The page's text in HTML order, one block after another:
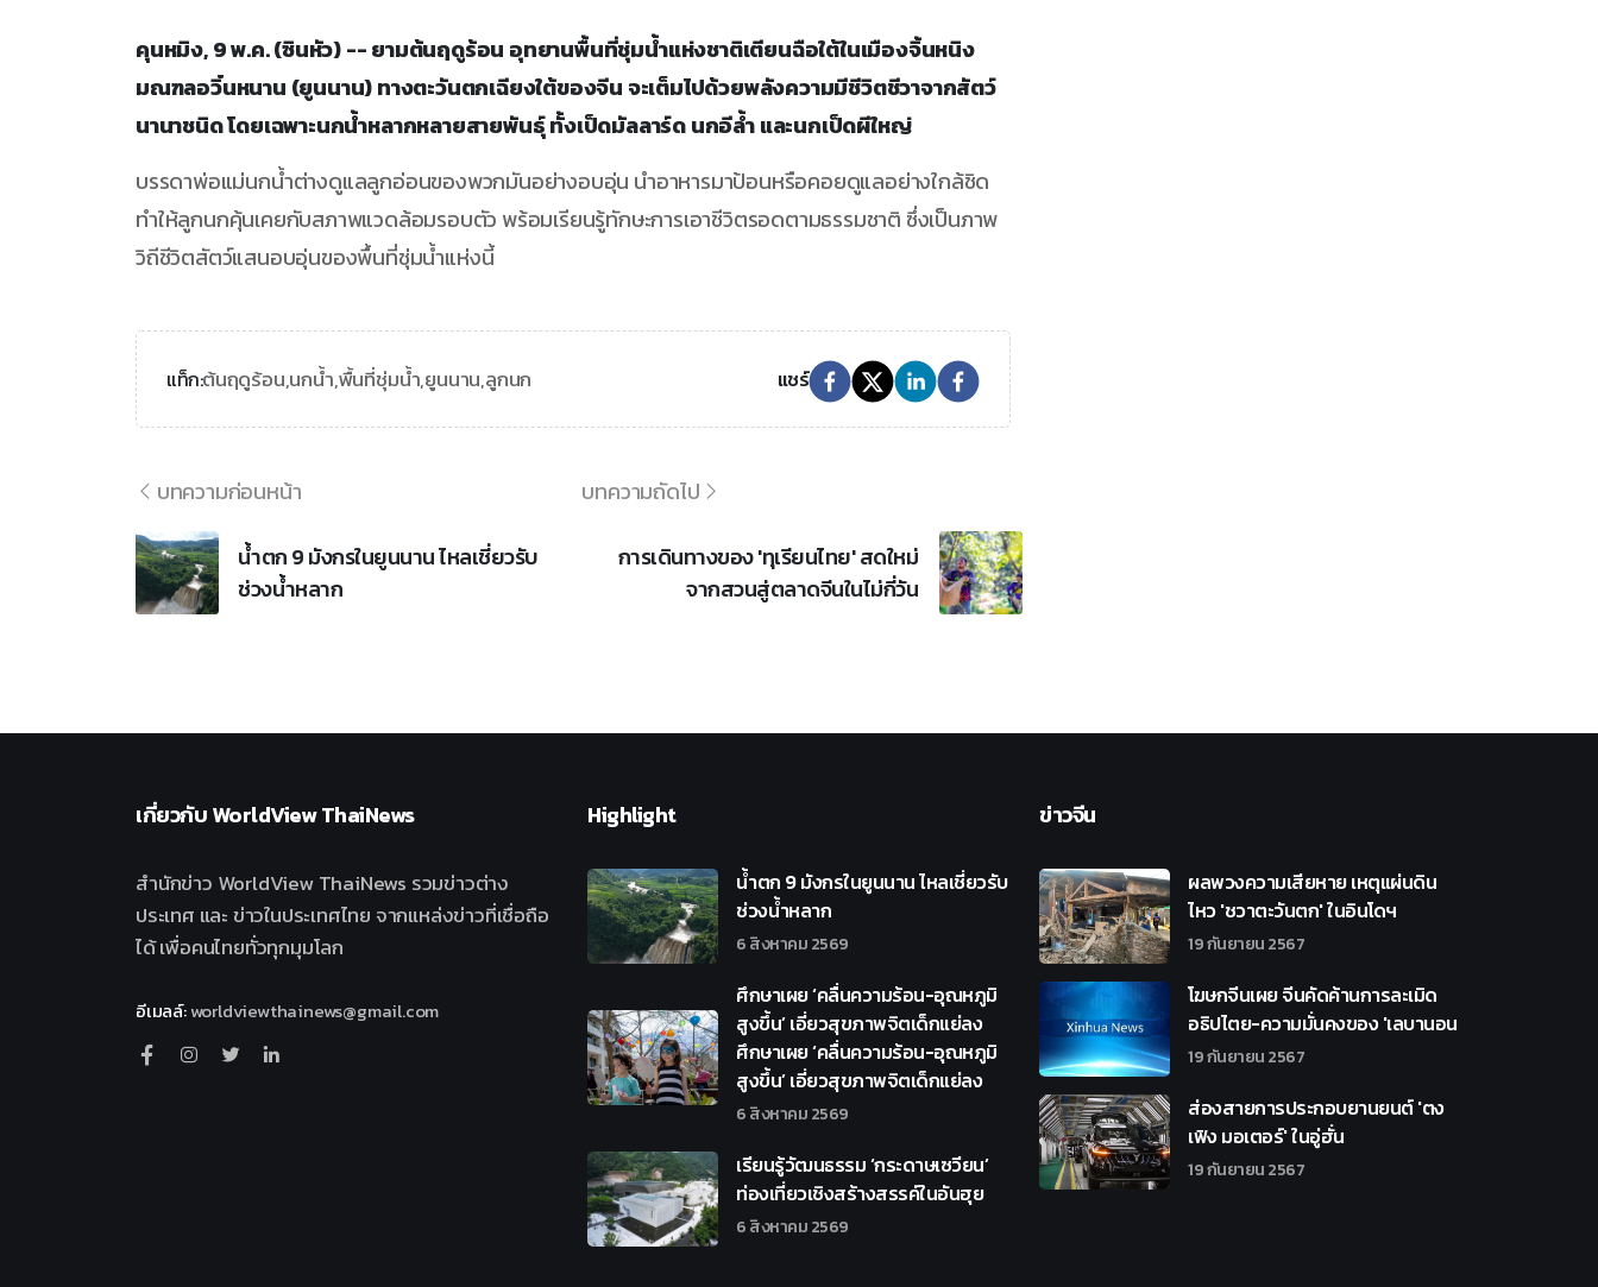
คุนหมิง, 9 พ.ค. (ซินหัว) -- ยามต้นฤดูร้อน อุทยานพื้นที่ชุ่มน้ำแห่งชาติเตียนฉือใต้ในเมืองจิ้นหนิง
มณฑลอวิ๋นหนาน (ยูนนาน) ทางตะวันตกเฉียงใต้ของจีน จะเต็มไปด้วยพลังความมีชีวิตชีวาจากสัตว์
นานาชนิด โดยเฉพาะนกน้ำหลากหลายสายพันธุ์ ทั้งเป็ดมัลลาร์ด นกอีล้ำ และนกเป็ดผีใหญ่
บรรดาพ่อแม่นกน้ำต่างดูแลลูกอ่อนของพวกมันอย่างอบอุ่น นำอาหารมาป้อนหรือคอยดูแลอย่างใกล้ชิด
ทำให้ลูกนกคุ้นเคยกับสภาพแวดล้อมรอบตัว พร้อมเรียนรู้ทักษะการเอาชีวิตรอดตามธรรมชาติ ซึ่งเป็นภาพ
วิถีชีวิตสัตว์แสนอบอุ่นของพื้นที่ชุ่มน้ำแห่งนี้
แท็ก:ต้นฤดูร้อน,นกน้ำ,พื้นที่ชุ่มน้ำ,ยูนนาน,ลูกนก แชร์
บทความก่อนหน้า
น้ำตก 9 มังกรในยูนนาน ไหลเชี่ยวรับ
ช่วงน้ำหลาก
บทความถัดไป
การเดินทางของ 'ทุเรียนไทย' สดใหม่
จากสวนสู่ตลาดจีนในไม่กี่วัน
เกี่ยวกับWorldView ThaiNews
สำนักข่าว WorldView ThaiNews รวมข่าวต่าง
ประเทศ และ ข่าวในประเทศไทย จากแหล่งข่าวที่เชื่อถือ
ได้ เพื่อคนไทยทั่วทุกมุมโลก
อีเมลล์:worldviewthainews@gmail.com
Highlight
น้ำตก 9 มังกรในยูนนาน ไหลเชี่ยวรับ
ช่วงน้ำหลาก
6 สิงหาคม 2569
ศึกษาเผย ‘คลื่นความร้อน-อุณหภูมิ
สูงขึ้น’ เอี่ยวสุขภาพจิตเด็กแย่ลง
ศึกษาเผย ‘คลื่นความร้อน-อุณหภูมิ
สูงขึ้น’ เอี่ยวสุขภาพจิตเด็กแย่ลง
6 สิงหาคม 2569
เรียนรู้วัฒนธรรม ‘กระดาษเซวียน’
ท่องเที่ยวเชิงสร้างสรรค์ในอันฮุย
6 สิงหาคม 2569
ข่าวจีน
ผลพวงความเสียหาย เหตุแผ่นดิน
ไหว 'ชวาตะวันตก' ในอินโดฯ
19 กันยายน 2567
โฆษกจีนเผย จีนคัดค้านการละเมิด
อธิปไตย-ความมั่นคงของ 'เลบานอน
19 กันยายน 2567
ส่องสายการประกอบยานยนต์ 'ตง
เฟิง มอเตอร์' ในอู่ฮั่น
19 กันยายน 2567